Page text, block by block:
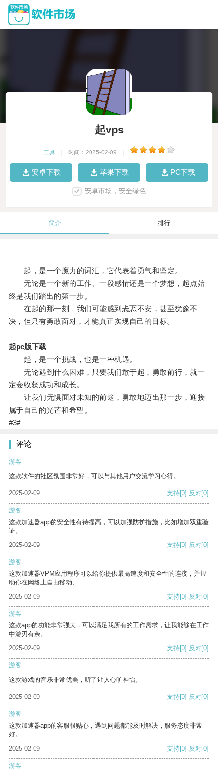
起vps
工具 时间：2025-02-09
安卓下载 苹果下载 PC下载
安卓市场，安全绿色
简介 排行
起，是一个魔力的词汇，它代表着勇气和坚定。
无论是一个新的工作、一段感情还是一个梦想，起点始
终是我们踏出的第一步。
在起的那一刻，我们可能感到忐忑不安，甚至犹豫不
决，但只有勇敢面对，才能真正实现自己的目标。
起pc版下载
起，是一个挑战，也是一种机遇。
无论遇到什么困难，只要我们敢于起，勇敢前行，就一
定会收获成功和成长。
让我们无惧面对未知的前途，勇敢地迈出那一步，迎接
属于自己的光芒和希望。
#3#
评论
游客
这款软件的社区氛围非常好，可以与其他用户交流学习心得。
2025-02-09 支持[0] 反对[0]
游客
这款加速器app的安全性有待提高，可以加强防护措施，比如增加双重验
证。
2025-02-09
支持[0] 反对[0]
游客
这款加速器VPM应用程序可以给你提供最高速度和安全性的连接，并帮
助你在网络上自由移动。
2025-02-09
支持[0] 反对[0]
游客
这款app的功能非常强大，可以满足我所有的工作需求，让我能够在工作
中游刃有余。
2025-02-09
支持[0] 反对[0]
游客
这款游戏的音乐非常优美，听了让人心旷神怡。
2025-02-09 支持[0] 反对[0]
游客
这款加速器app的客服很贴心，遇到问题都能及时解决，服务态度非常
好。
2025-02-09
支持[0] 反对[0]
游客